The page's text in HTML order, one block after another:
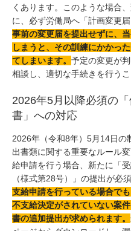
くあります。このような場合
に、必ず労働局へ「計画変更
事前の変更届を提出せずに、
しまうと、その訓練にかかっ
てしまいます。 予定の変更が
相談し、適切な手続きを行うこ
2026年5月以降必須の
書」への対応
2026年（令和8年）5月14日の
出書類に関する重要なルール
給申請を行う場合、新たに「
（様式第28号）」の提出が必
支給申請を行っている場合で
不支給決定がされていない案
書の追加提出が求められます。